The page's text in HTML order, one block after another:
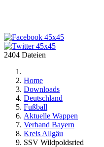
2404 Dateien
Home
Downloads
Deutschland
Fußball
Aktuelle Wappen
Verband Bayern
Kreis Allgäu
SSV Wildpoldsried